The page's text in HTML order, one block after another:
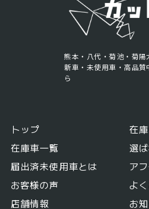
熊本・八代・菊池・菊陽
新車・未使用車・高品質
ら
トップ
在
在庫車一覧
選
届出済未使用車とは
ア
お客様の声
よ
店舗情報
お